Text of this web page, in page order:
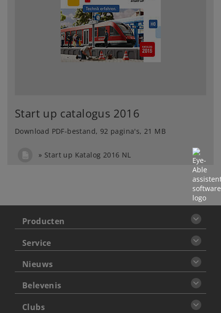
Start up catalogus 2016
Download PDF-bestand, 92 pagina's, 21 MB
Start up Katalog 2016 NL
Producten
Service
Nieuws
Belevenis
Clubs